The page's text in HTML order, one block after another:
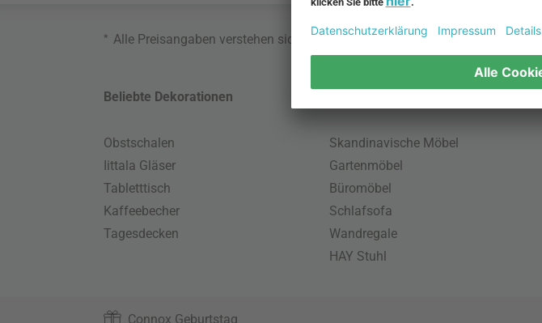
* Alle Preisangaben verstehen sich inklusive MwSt. und zzgl.Versandkosten.
Beliebte Dekorationen
Obstschalen
Iittala Gläser
Tabletttisch
Kaffeebecher
Tagesdecken
Skandinavische Möbel
Gartenmöbel
Büromöbel
Schlafsofa
Wandregale
HAY Stuhl
Connox Geburtstag